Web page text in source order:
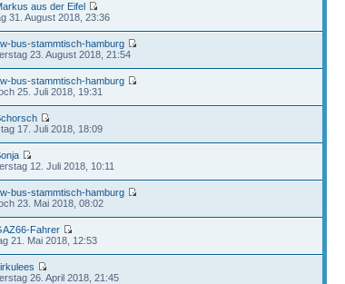
aus der Eifel
31. August 2018, 23:36
bus-stammtisch-hamburg
23. August 2018, 21:54
bus-stammtisch-hamburg
25. Juli 2018, 19:31
17. Juli 2018, 18:09
12. Juli 2018, 10:11
bus-stammtisch-hamburg
23. Mai 2018, 08:02
Fahrer
21. Mai 2018, 12:53
26. April 2018, 21:45